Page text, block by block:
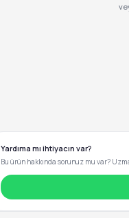
Yardıma mı ihtiyacın var?
Bu ürün hakkında sorunuz mu var?